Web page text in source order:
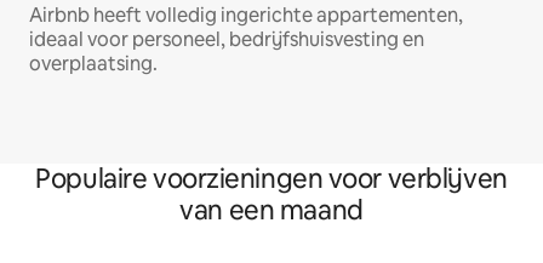
Airbnb heeft volledig ingerichte appartementen,
ideaal voor personeel, bedrijfshuisvesting en
overplaatsing.
Populaire voorzieningen voor verblijven
van een maand